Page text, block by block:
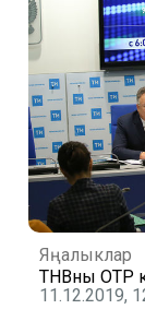
Яңалыклар
ТНВны ОТР
11.12.2019,